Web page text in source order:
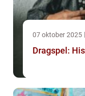
07 oktober 2025
Dragspel: